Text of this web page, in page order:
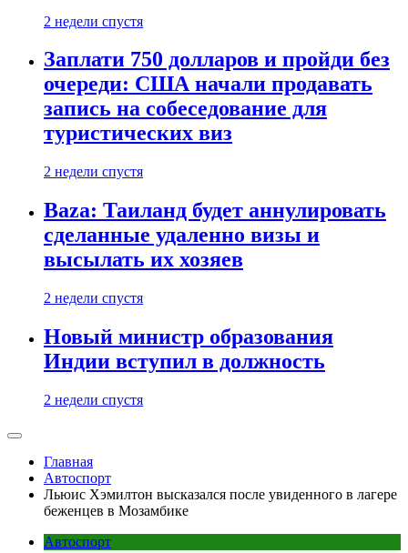
2 недели спустя
Заплати 750 долларов и пройди без
очереди: США начали продавать
запись на собеседование для
туристических виз
2 недели спустя
Baza: Таиланд будет аннулировать
сделанные удаленно визы и
высылать их хозяев
2 недели спустя
Новый министр образования
Индии вступил в должность
2 недели спустя
Главная
Автоспорт
Льюис Хэмилтон высказался после увиденного в лагере
беженцев в Мозамбике
Автоспорт